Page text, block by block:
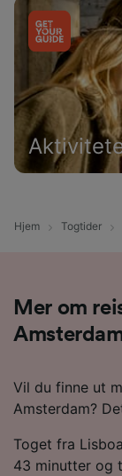
Hjem Togtider
Mer om
Vil du finne ut
Amsterdam?
Toget fra
43 minutter og